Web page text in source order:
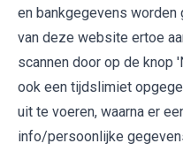
en bankgegevens
van deze website ertoe
scannen door op de knop
ook een tijdslimiet
uit te voeren, waarna er
info/persoonlijke